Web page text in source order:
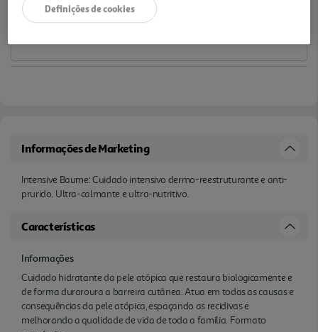
Informações de Marketing
Intensive Baume: Cuidado intensivo dermo-reestruturante e anti-
prurido. Ultra-calmante e ultra-nutritivo.
Características
Informações
Cuidado hidratante da pele atópica que restaura biologicamente e
de forma duraroura a barreira cutânea. Atua em todas as causas e
consequências da pele atópica, espaçando as recidivas e
melhorando a qualidade de vida de toda a família. Formato
Definições de cookies